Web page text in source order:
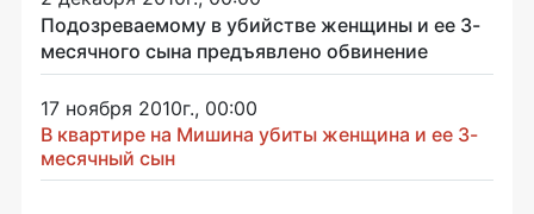
Подозреваемому в убийстве женщины и ее 3-
месячного сына предъявлено обвинение
17 ноября 2010г., 00:00
В квартире на Мишина убиты женщина и ее 3-
месячный сын